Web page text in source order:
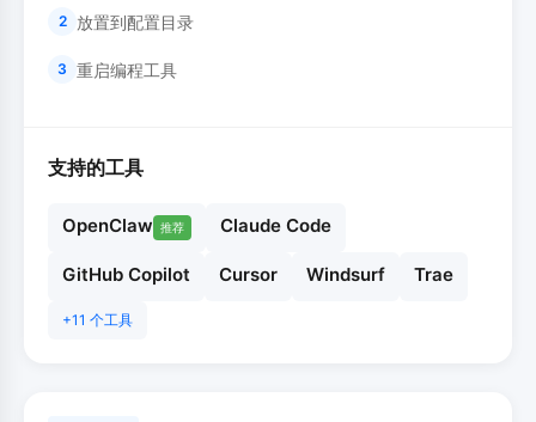
2 放置到配置目录
3 重启编程工具
支持的工具
OpenClaw 推荐 Claude Code
GitHub Copilot Cursor Windsurf Trae
+11 个工具